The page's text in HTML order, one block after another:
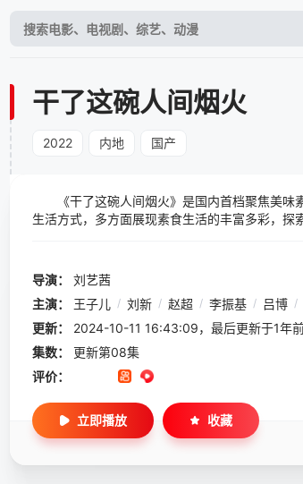
干了这碗人间烟火
2022 内地 国产
《干了这碗人间烟火》是国内首档聚焦美味
生活方式，多方面展现素食生活的丰富多彩，探
片不批判、不说教，素食本身就有独立存在的价
导演：
刘艺茜
主演：
王子儿 / 刘新 / 赵超 / 李振基 / 吕博 /
更新：
2024-10-11 16:43:09，最后更新于1年
集数：
更新第08集
评价：
立即播放 收藏